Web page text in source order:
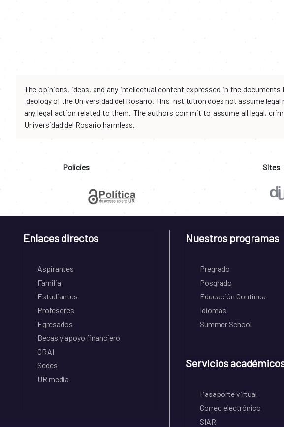
The opinions, ideas, and any intellectual content expressed in the
ideology of the Universidad del Rosario. This institution does not assume
any legal action related to them. The authors commit to assume all legal,
Universidad del Rosario harmless.
Policies Sites
Enlaces directos
Aspirantes
Familia
Estudiantes
Profesores
Egresados
Becas y apoyo financiero
CRAI
Sedes
UR media
Nuestros programas
Pregrado
Posgrado
Educación Continua
Idiomas
Summer School
Servicios
Pasaporte virtual
Correo electrónico
SIAR